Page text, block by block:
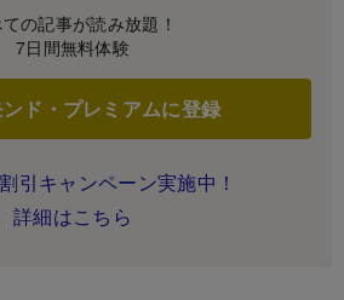
の記事が読み放題！
7日間無料体験
ド・プレミアムに登録
引キャンペーン実施中！
詳細はこちら